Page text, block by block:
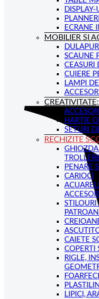
DISPLAY-
ECRANE
MOBILIER SI
SCAUNE
CEASURI
CUIERE
LAMPI
HARTIE
SETURI
RECHIZITE
PENARE
CARIOCI
STILOURI
CAIETE
COPERTI
RIGLE,
LIPICI,